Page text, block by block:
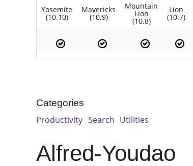
Yosemite
(10.10)
Mavericks
(10.9)
Mountain
Lion
(10.8)
Lion
(10.7)
Categories
Productivity Search Utilities
Alfred-Youdao